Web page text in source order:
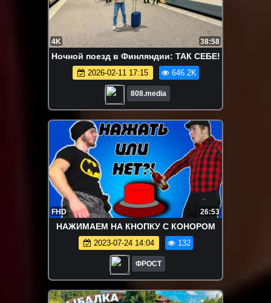
4K 38:58
Ночной поезд в Финляндии: ТАК СЕБЕ!
2026-02-11 17:15 646.2K
808.media
FHD 26:53
НАЖИМАЕМ НА КНОПКУ С КОНОРОМ
2023-07-24 14:04 132
ФРОСТ